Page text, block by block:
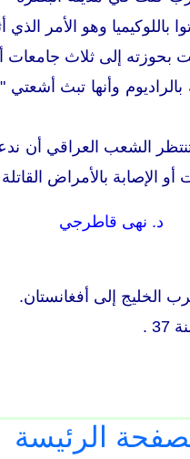
باللوكيميا وهو الأمر
إلى ثلاث جامعات
وأنها تبث
تنتظر الشعب العراقي
الإصابة بالأمراض
د. نهى قاطرجي
الخليج إلى أفغانستان.
الرئيسة